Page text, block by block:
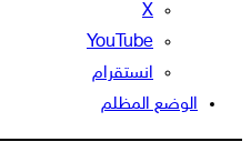
‫X
‫YouTube
انستقرام
الوضع المظلم